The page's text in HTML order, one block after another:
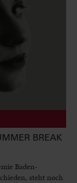
BREAK
Baden-
steht noch